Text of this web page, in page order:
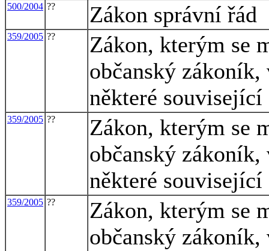
500/2004 ?? Zákon správní řád
359/2005 ??
Zákon, kterým se
občanský zákoník,
některé související
359/2005 ??
Zákon, kterým se
občanský zákoník,
některé související
359/2005 ??
Zákon, kterým se
občanský zákoník,